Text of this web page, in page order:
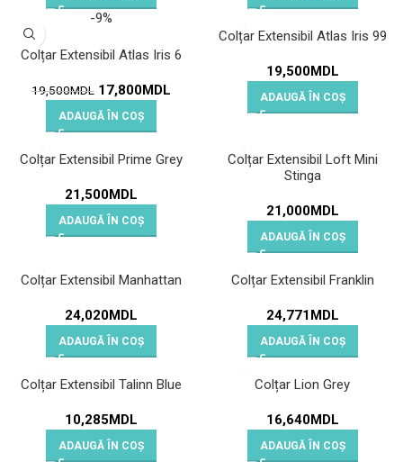
-9%
Colțar Extensibil Atlas Iris 6
19,500MDL 17,800MDL
ADAUGĂ ÎN COȘ
Colțar Extensibil Atlas Iris 99
19,500MDL
ADAUGĂ ÎN COȘ
Colțar Extensibil Prime Grey
21,500MDL
ADAUGĂ ÎN COȘ
Colțar Extensibil Loft Mini
Stinga
21,000MDL
ADAUGĂ ÎN COȘ
Colțar Extensibil Manhattan
24,020MDL
ADAUGĂ ÎN COȘ
Colțar Extensibil Franklin
24,771MDL
ADAUGĂ ÎN COȘ
Colțar Extensibil Talinn Blue
10,285MDL
ADAUGĂ ÎN COȘ
Colțar Lion Grey
16,640MDL
ADAUGĂ ÎN COȘ